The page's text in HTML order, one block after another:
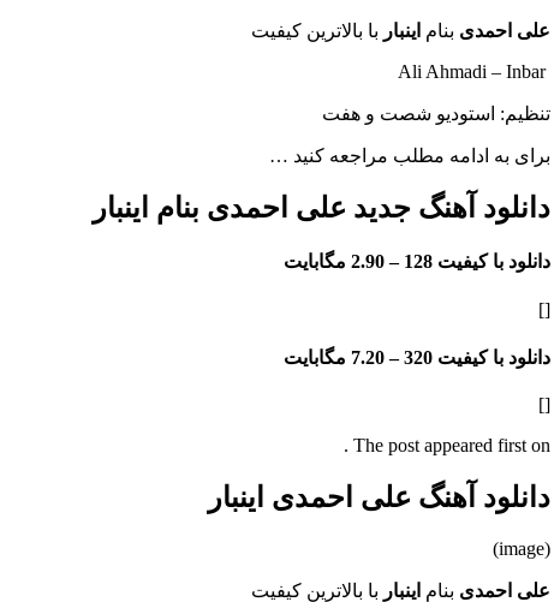
علی احمدی بنام اینبار با بالاترین کیفیت
Ali Ahmadi – Inbar
تنظیم: استودیو شصت و هفت
برای به ادامه مطلب مراجعه کنید …
دانلود آهنگ جدید علی احمدی بنام اینبار
دانلود با کیفیت 128 – 2.90 مگابایت
[]
دانلود با کیفیت 320 – 7.20 مگابایت
[]
The post appeared first on .
دانلود آهنگ علی احمدی اینبار
(image)
علی احمدی بنام اینبار با بالاترین کیفیت